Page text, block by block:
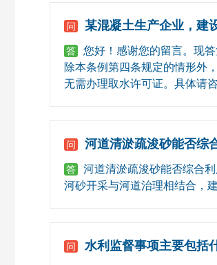
问 某混凝土生产企业，建
答
您好！感谢您的留言。现
除本条例第四条规定的情形外
无需办理取水许可证。具体请
问 河道清淤疏浚砂能否综
答
河道清淤疏浚砂能否综合
河砂开采与河道治理相结合，
问 水利监督事项主要包括